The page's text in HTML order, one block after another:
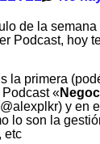
de la
Podcast, hoy
la primera
«
y en
lo son la
etc